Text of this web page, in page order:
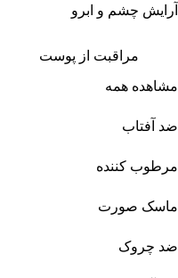
آرایش چشم و ابرو
مراقبت از پوست
مشاهده همه
ضد آفتاب
مرطوب کننده
ماسک صورت
ضد چروک